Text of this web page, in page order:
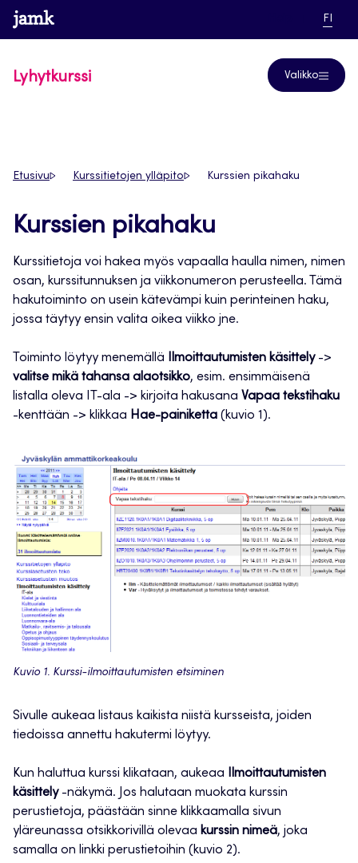
Siirry
suoraan
www.jamk.fi linkkiFI
Lyhytkurssi Valikko
Etusivu Kurssitietojen ylläpito Kurssien pikahaku
Kurssien pikahaku
Kurssitietoja voi hakea myös vapaalla haulla nimen, nimen
osan, kurssitunnuksen ja viikkonumeron perusteella. Tämä
hakutoiminto on usein kätevämpi kuin perinteinen haku,
jossa täytyy ensin valita oikea viikko jne.
Toiminto löytyy menemällä Ilmoittautumisten käsittely->
valitse mikä tahansa alaotsikko, esim. ensimmäisenä
listalla oleva IT-ala -> kirjoita hakusana Vapaa tekstihaku
-kenttään -> klikkaa Hae-painiketta (kuvio 1).
Kuvio 1. Kurssi-ilmoittautumisten etsiminen
Sivulle aukeaa listaus kaikista niistä kursseista, joiden
tiedoissa annettu hakutermi löytyy.
Kun haluttua kurssi klikataan, aukeaa
Ilmoittautumisten
käsittely-näkymä. Jos halutaan muokata kurssin
perustietoja, päästään sinne klikkaamalla sivun
yläreunassa otsikkorivillä olevaa kurssin nimeä, joka
samalla on linkki perustietoihin (kuvio 2).